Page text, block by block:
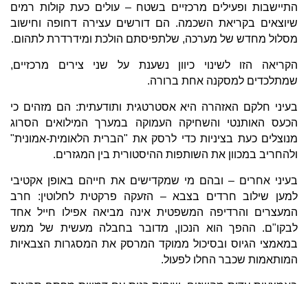
התיישבות ופעילים מרכזיים בשטח – עולים כעת קולות רמים
שיוצאים בקריאת השכמה. הם דורשים עצירה דחופה וחישוב
מסלול מחדש של מערכה, שלתפיסתם הולכת ומידרדרת לתהום.
הקריאה הזו לשינוי כיוון נשענת על שני צירים מרכזיים,
שמתלכדים למסקנה אחת ברורה.
בעיני חלקם האזהרה היא אסטרטגית ותודעתית: הם מזהים כי
הכעס האותנטי והשחיקה העמוקה במערך המילואים הסרוג
מנוצלים כעת בציניות כדי לרסק את "הברית הלאומית-אמונית"
ולהחריב במכוון את השותפות ההיסטורית בין המגזרים.
בעיני אחרים – ובהם מי שמקדישים את חייהם באופן אקטיבי
למען שילוב חרדים בצבא – הזעקה פרקטית לחלוטין: חרב
המעצרים והרדיפה המשפטית אינה מביאה אפילו חייל אחד
לבקו"ם. ההפך הוא הנכון, מדובר בחבלה מעשית של ממש
במאמצי הגיוס ובסיכול ממוקד המרסק את המסגרות הצבאיות
המותאמות שכבר החלו לפעול.